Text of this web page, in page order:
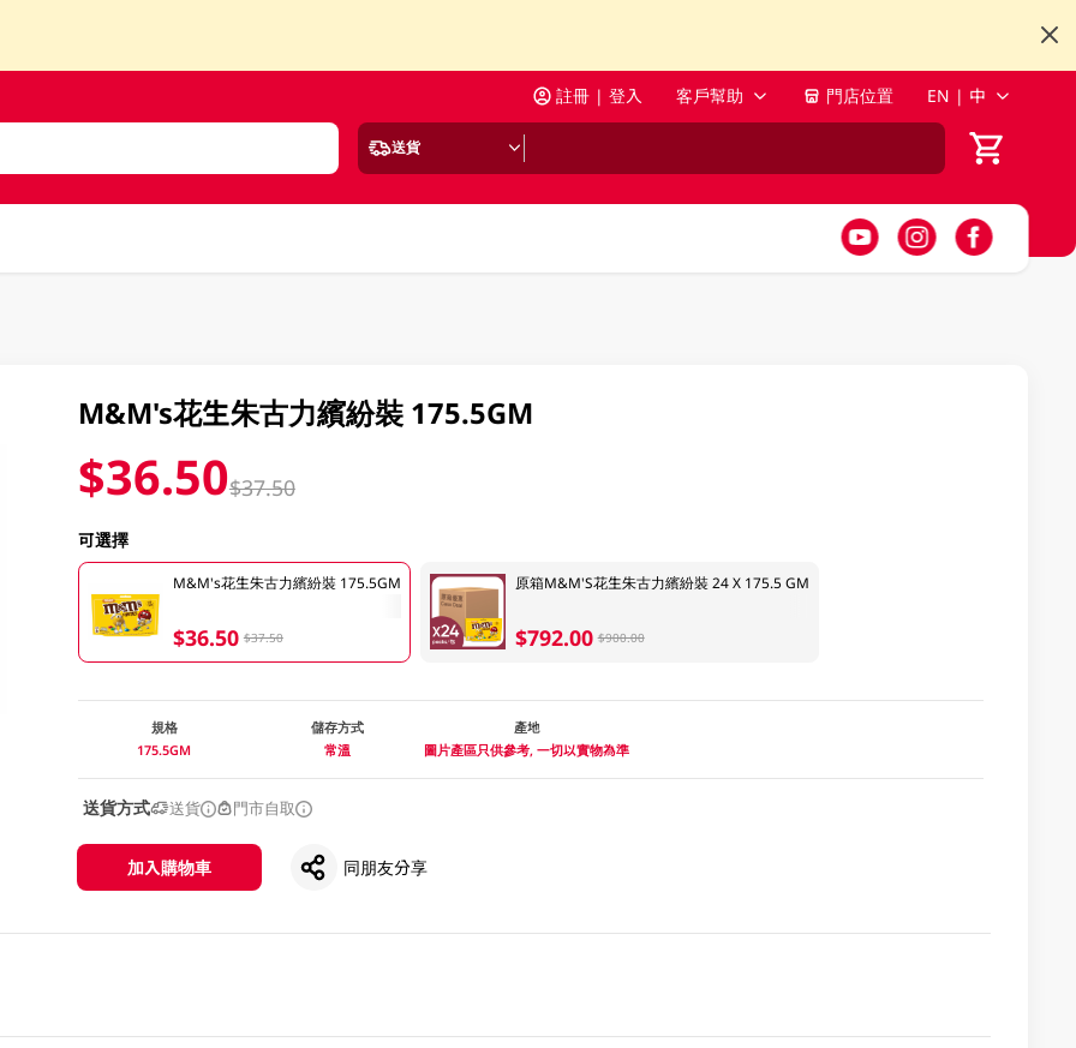
註冊 | 登入 客戶幫助 門店位置 EN | 中
送貨
M&M's花生朱古力繽紛裝 175.5GM
$36.50$37.50
可選擇
M&M's花生朱古力繽紛裝 175.5GM
$36.50 $37.50
原箱M&M'S花生朱古力繽紛裝 24 X 175.5 GM
$792.00 $900.00
規格
175.5GM
儲存方式
常溫
產地
圖片產區只供參考, 一切以實物為準
送貨方式 送貨 門市自取
加入購物車 同朋友分享